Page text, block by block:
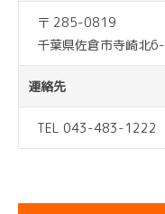
〒 285-0819
千葉県佐倉市寺崎北
連絡先
TEL 043-483-1222